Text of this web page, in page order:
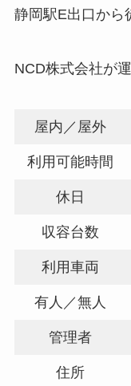
静岡駅E出口から
NCD株式会社が
屋内／屋外
利用可能時間
休日
収容台数
利用車両
有人／無人
管理者
住所